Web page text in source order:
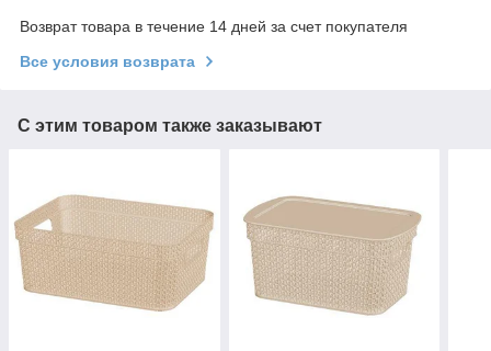
Возврат товара в течение 14 дней за счет покупателя
Все условия возврата
С этим товаром также заказывают